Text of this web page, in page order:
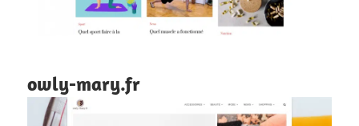
owly-mary.fr